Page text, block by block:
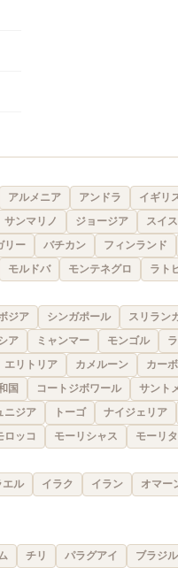
アルメニア アンドラ イギリ
サンマリノ ジョージア スイス
リー バチカン フィンランド
モルドバ モンテネグロ ラト
ジア シンガポール スリラン
ア ミャンマー モンゴル
エリトリア カメルーン カー
国 コートジボワール サント
ニジア トーゴ ナイジェリア
ロッコ モーリシャス モーリ
エル イラク イラン オマー
チリ パラグアイ ブラジル